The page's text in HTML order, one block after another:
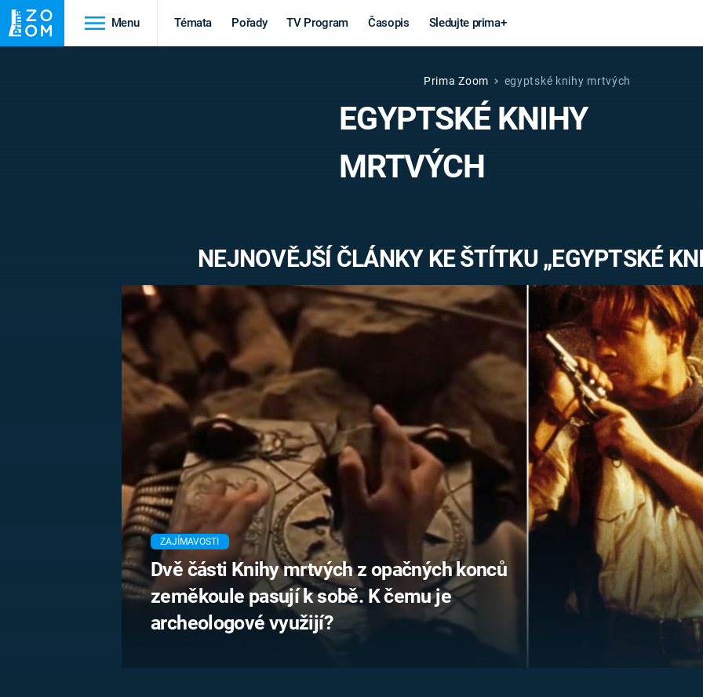
Menu Témata Pořady TV Program Časopis Sledujte prima+
Věda a
technika
KORONAVIRUS
světová válka
Výročí
MARIE TEREZIE
NAPOLEON
BONAPARTE
BRITSKÁ
KRÁLOVSKÁ
RODINA
Záhady a
konspirace
MIMOZEMŠŤANÉ
UTAJENÉ PŘÍBĚHY
ČESKÝCH DĚJIN
ALTERNATIVNÍ
HISTORIE
FILMY
REALITA
HORORY
REALITA
OPTICKÉ
KLAMY
Prima Zoom egyptské knihy mrtvých
EGYPTSKÉ KNIHY
MRTVÝCH
NEJNOVĚJŠÍ ČLÁNKY KE ŠTÍTKU „EGYPTSKÉ
ZAJÍMAVOSTI
Dvě části Knihy mrtvých z opačných konců
zeměkoule pasují k sobě. K čemu je
archeologové využijí?